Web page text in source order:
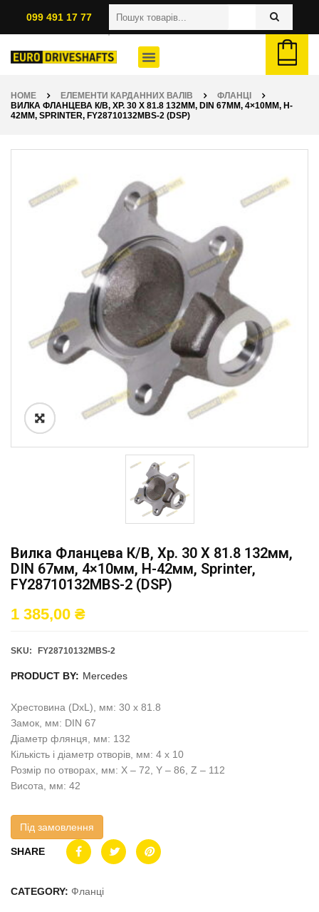
099 491 17 77
HOME ЕЛЕМЕНТИ КАРДАННИХ ВАЛІВ
ФЛАНЦІ
ВИЛКА ФЛАНЦЕВА К/В, ХР. 30 X 81.8 132ММ, DIN 67ММ, 4×10ММ, H-
42ММ, SPRINTER, FY28710132MBS-2 (DSP)
Вилка Фланцева К/в, Хр. 30 X 81.8 132мм,
DIN 67мм, 4×10мм, H-42мм, Sprinter,
FY28710132MBS-2 (DSP)
1 385,00 ₴
SKU: FY28710132MBS-2
PRODUCT BY: Mercedes
Хрестовина (DxL), мм: 30 x 81.8
Замок, мм: DIN 67
Діаметр флянця, мм: 132
Кількість і діаметр отворів, мм: 4 x 10
Розмір по отворах, мм: X – 72, Y – 86, Z – 112
Висота, мм: 42
Під замовлення
SHARE
CATEGORY: Фланці